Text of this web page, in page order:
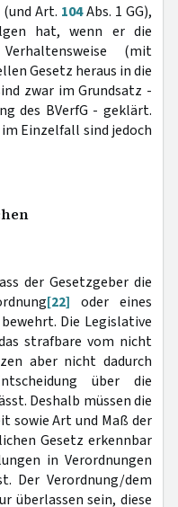
(und Art. 104Abs. 1 GG),
hat, wenn er die
(mit
Gesetz heraus in die
zwar im Grundsatz -
des BVerfG - geklärt.
Einzelfall sind jedoch
der Gesetzgeber die
[22] oder eines
Die Legislative
strafbare vom nicht
aber nicht dadurch
über die
Deshalb müssen die
sowie Art und Maß der
Gesetz erkennbar
in Verordnungen
Der Verordnung/dem
überlassen sein, diese